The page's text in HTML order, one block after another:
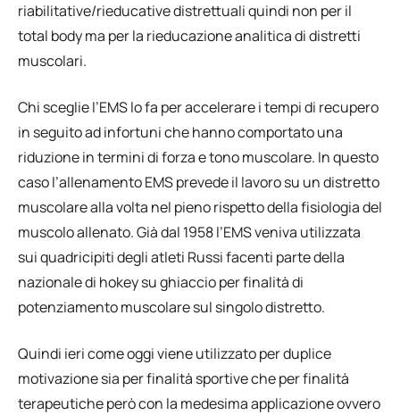
riabilitative/rieducative distrettuali quindi non per il
total body ma per la rieducazione analitica di distretti
muscolari.
Chi sceglie l’EMS lo fa per accelerare i tempi di recupero
in seguito ad infortuni che hanno comportato una
riduzione in termini di forza e tono muscolare. In questo
caso l’allenamento EMS prevede il lavoro su un distretto
muscolare alla volta nel pieno rispetto della fisiologia del
muscolo allenato. Già dal 1958 l’EMS veniva utilizzata
sui quadricipiti degli atleti Russi facenti parte della
nazionale di hokey su ghiaccio per finalità di
potenziamento muscolare sul singolo distretto.
Quindi ieri come oggi viene utilizzato per duplice
motivazione sia per finalità sportive che per finalità
terapeutiche però con la medesima applicazione ovvero